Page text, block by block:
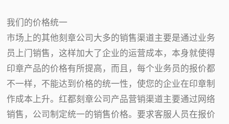
我们的价格统一
市场上的其他刻章公司大多的销售渠道主要是通过业务
员上门销售，这样加大了企业的运营成本，本身就使得
印章产品的价格有所提高，而且，每个业务员的报价都
不一样，不能达到价格的统一性，使您的企业在印章制
作成本上升。红都刻章公司产品营销渠道主要通过网络
销售，公司制定统一的销售价格。要求客服人员在报价